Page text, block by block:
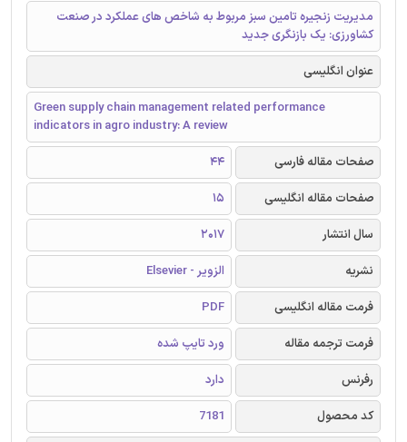
مدیریت زنجیره تامین سبز مربوط به شاخص های عملکرد در صنعت
کشاورزی: یک بازنگری جدید
عنوان انگلیسی
Green supply chain management related performance
indicators in agro industry: A review
صفحات مقاله فارسی
44
صفحات مقاله انگلیسی
15
سال انتشار
2017
نشریه
الزویر - Elsevier
فرمت مقاله انگلیسی
PDF
فرمت ترجمه مقاله
ورد تایپ شده
رفرنس
دارد
کد محصول
7181